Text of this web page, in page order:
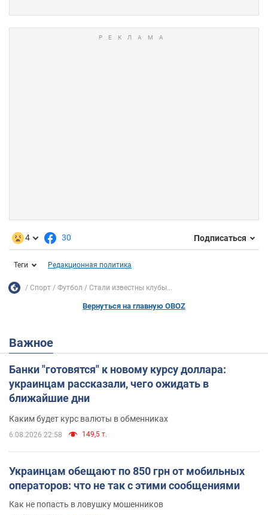
4 30 Подписаться
Теги Редакционная политика
Спорт Футбол Стали известны клубы...
Вернуться на главную OBOZ
Важное
Банки "готовятся" к новому курсу доллара:
украинцам рассказали, чего ожидать в
ближайшие дни
Каким будет курс валюты в обменниках
6.08.2026 22:58 149,5 т.
Украинцам обещают по 850 грн от мобильных
операторов: что не так с этими сообщениями
Как не попасть в ловушку мошенников